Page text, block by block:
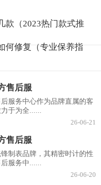
款（2023热门款式推
何修复（专业保养指
售后服
服务中心作为品牌直属的客
于为全......
26-06-21
售后服
制表品牌，其精密时计的性
服务中......
26-06-20